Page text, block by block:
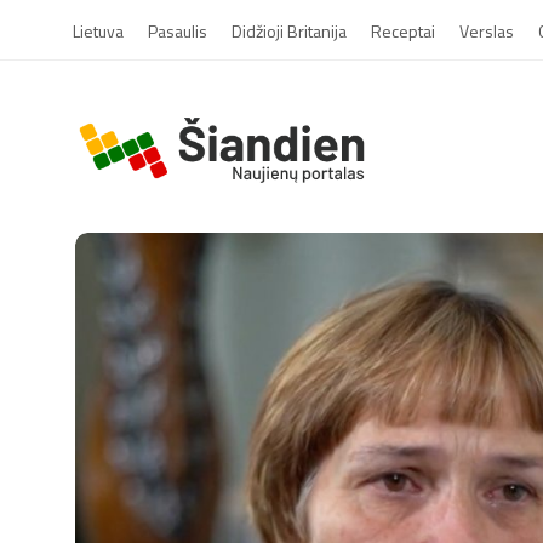
Lietuva Pasaulis Didžioji Britanija Receptai Verslas
S
a
e